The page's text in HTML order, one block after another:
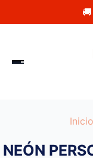
Inicio
NEÓN